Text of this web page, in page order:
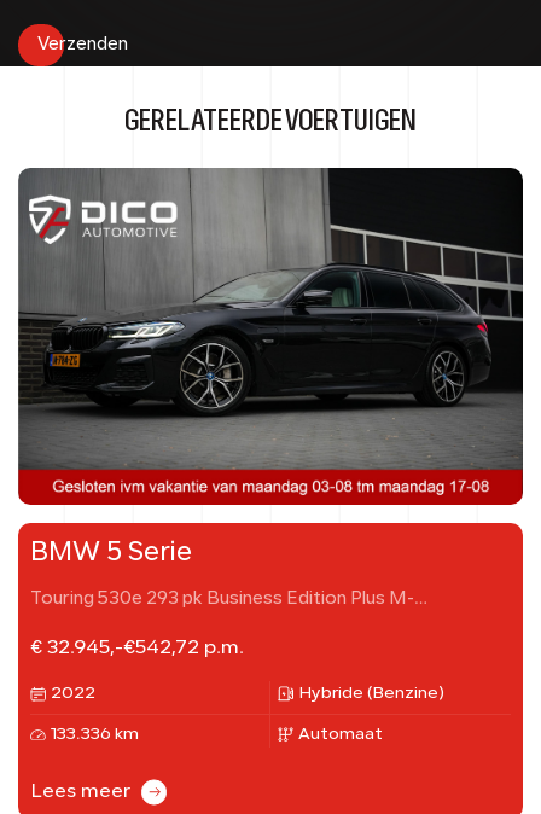
Verzenden
GERELATEERDE VOERTUIGEN
BMW 5 Serie
Touring 530e 293 pk Business Edition Plus M-
€ 32.945,-€542,72 p.m.
2022 Hybride (Benzine)
133.336 km Automaat
Lees meer